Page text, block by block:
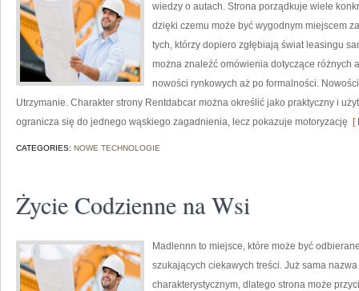
wiedzy o autach. Strona porządkuje wiele
dzięki czemu może być wygodnym miejscem
tych, którzy dopiero zgłębiają świat leasingu
można znaleźć omówienia dotyczące różnych
nowości rynkowych aż po formalności.
Utrzymanie. Charakter strony Rentdabcar można określić jako praktyczny i
ogranicza się do jednego wąskiego zagadnienia, lecz pokazuje motoryzację [
CATEGORIES: NOWE TECHNOLOGIE
Życie Codzienne na Wsi
Madlennn to miejsce, które może być
szukających ciekawych treści. Już sama
charakterystycznym, dlatego strona może